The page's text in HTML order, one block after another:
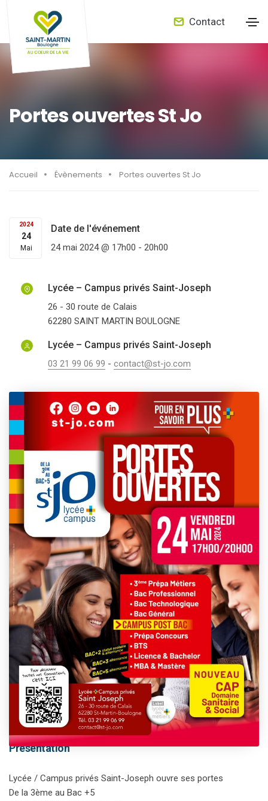
Contact
Portes ouvertes St Jo
Accueil Évènements Portes ouvertes St Jo
2024
24
Mai
Date de l'événement
24 mai 2024 @ 17h00 - 20h00
Lycée – Campus privés Saint-Joseph
26 - 30 route de Calais
62280 SAINT MARTIN BOULOGNE
Lycée – Campus privés Saint-Joseph
03 21 99 06 99 - contact@st-jo.com
This event has passed.
Présentation
Lycée / Campus privés Saint-Joseph ouvre ses portes
De la 3ème au Bac +5